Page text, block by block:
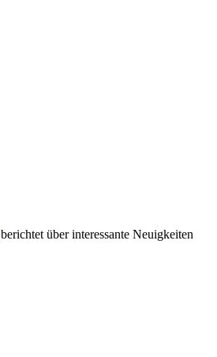
berichtet über interessante Neuigkeiten